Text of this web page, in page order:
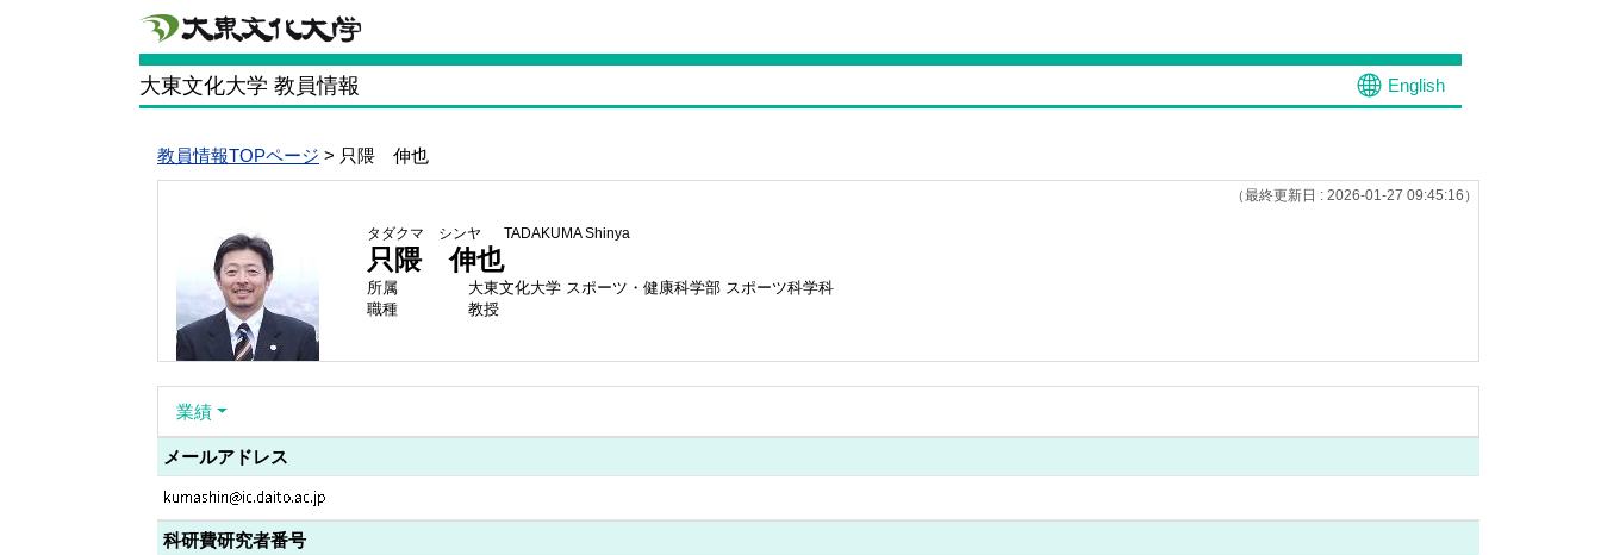
大東文化大学 教員情報 English
教員情報TOPページ > 只隈 伸也
（最終更新日 : 2026-01-27 09:45:16）
タダクマ シンヤ TADAKUMA Shinya
只隈 伸也
所属
大東文化大学 スポーツ・健康科学部 スポーツ科学科
職種
教授
業績
メールアドレス
科研費研究者番号